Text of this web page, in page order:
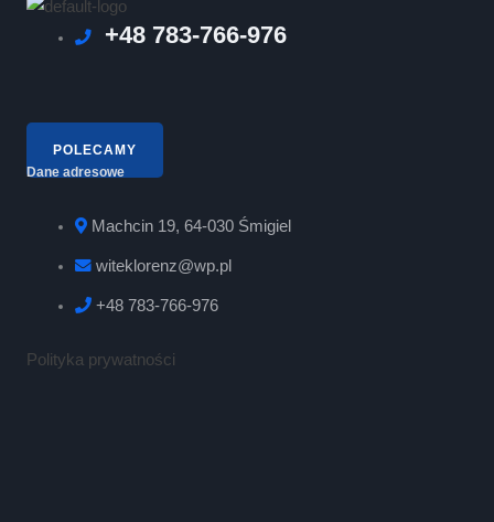
+48 783-766-976
POLECAMY
Dane adresowe
Machcin 19, 64-030 Śmigiel
witeklorenz@wp.pl
+48 783-766-976
Polityka prywatności